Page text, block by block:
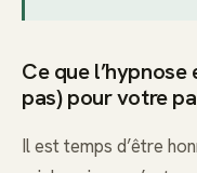
Ce que
pas) pour votre
Il est temps d’être